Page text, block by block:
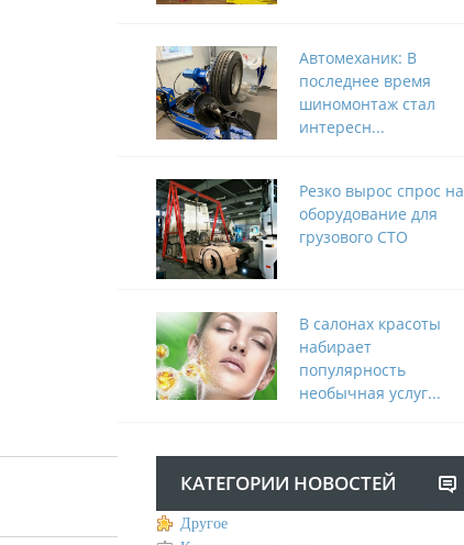
Автомеханик: В
последнее время
шиномонтаж стал
интересн...
Резко вырос спрос на
оборудование для
грузового СТО
В салонах красоты
набирает
популярность
необычная услуг...
КАТЕГОРИИ НОВОСТЕЙ
Другое